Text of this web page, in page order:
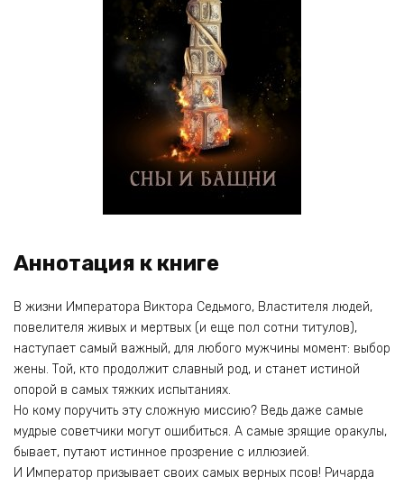
Аннотация к книге
В жизни Императора Виктора Седьмого, Властителя людей,
повелителя живых и мертвых (и еще пол сотни титулов),
наступает самый важный, для любого мужчины момент: выбор
жены. Той, кто продолжит славный род, и станет истиной
опорой в самых тяжких испытаниях.
Но кому поручить эту сложную миссию? Ведь даже самые
мудрые советчики могут ошибиться. А самые зрящие оракулы,
бывает, путают истинное прозрение с иллюзией.
И Император призывает своих самых верных псов! Ричарда